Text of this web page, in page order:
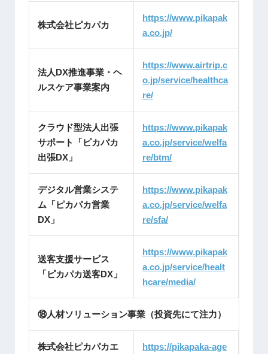
株式会社ピカパカ
https://www.pikapak
a.co.jp/
法人DX推進事業・ヘ
ルスケア事業案内
https://www.airtrip.c
o.jp/service/healthca
re/
クラウド型法人出張
サポート「ピカパカ
出張DX」
https://www.pikapak
a.co.jp/service/welfa
re/btm/
デジタル営業システ
ム「ピカパカ営業
DX」
https://www.pikapak
a.co.jp/service/welfa
re/sfa/
送客支援サービス
「ピカパカ送客DX」
https://www.pikapak
a.co.jp/service/healt
hcare/media/
⑱人材ソリューション事業（投資先にて注力）
株式会社ピカパカエ
https://pikapaka-age